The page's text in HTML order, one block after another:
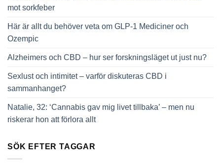
mot sorkfeber
Här är allt du behöver veta om GLP-1 Mediciner och
Ozempic
Alzheimers och CBD – hur ser forskningsläget ut just nu?
Sexlust och intimitet – varför diskuteras CBD i
sammanhanget?
Natalie, 32: ‘Cannabis gav mig livet tillbaka’ – men nu
riskerar hon att förlora allt
SÖK EFTER TAGGAR